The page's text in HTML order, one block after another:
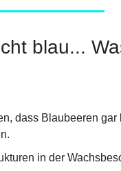
blau...
dass Blaubeeren gar
in der